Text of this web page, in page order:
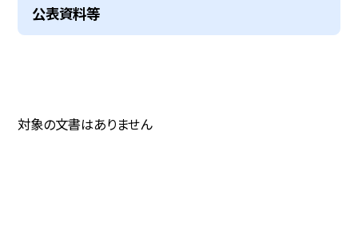
公表資料等
対象の文書はありません